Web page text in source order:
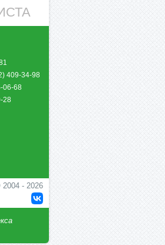
409-34-98
06-68
28
- 2026